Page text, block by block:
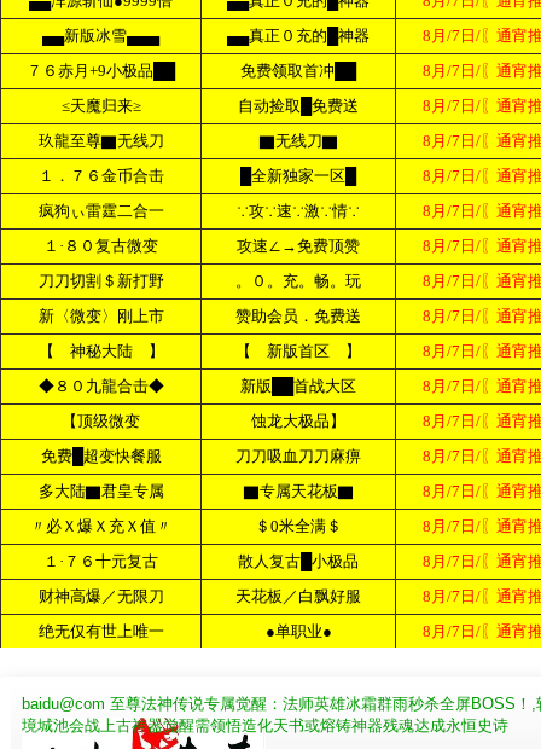
baidu@com 至尊法神传说专属觉醒：法师英雄冰霜群雨秒杀全屏BOSS
境城池会战上古神器觉醒需领悟造化天书或熔铸神器残魂达成永恒史诗